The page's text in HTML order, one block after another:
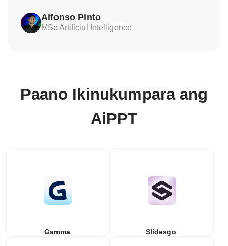
Alfonso Pinto
MSc Artificial Intelligence
Paano Ikinukumpara ang
AiPPT
Gamma Slidesgo